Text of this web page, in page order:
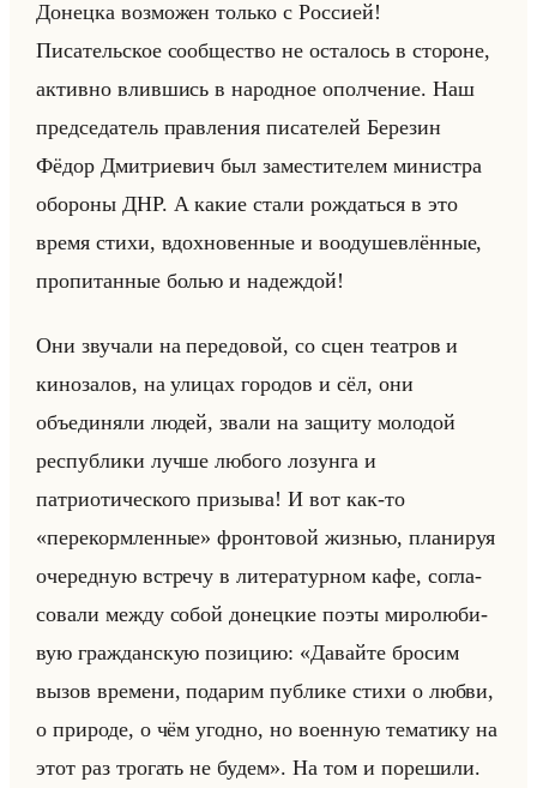
Донецка возможен только с Россией!
Писательское сообщество не осталось в стороне,
активно влившись в народное ополчение. Наш
председатель правления писателей Березин
Фёдор Дмитриевич был заместителем министра
обороны ДНР. А какие стали рождаться в это
время стихи, вдохновенные и воодушевлённые,
пропитанные болью и надеждой!
Они звучали на передовой, со сцен театров и
кинозалов, на улицах городов и сёл, они
объединяли людей, звали на защиту молодой
республики лучше любого лозунга и
патриотического призыва! И вот как-то
«перекормленные» фрон­то­вой жиз­нью, пла­ни­руя
оче­ред­ную встре­чу в ли­те­ра­тур­ном кафе, со­гла­
со­ва­ли между собой до­нец­кие поэты ми­ро­лю­би­
вую граж­дан­скую по­зи­цию: «Давайте бросим
вызов времени, подарим публике стихи о любви,
о природе, о чём угодно, но военную тематику на
этот раз трогать не будем». На том и по­ре­ши­ли.